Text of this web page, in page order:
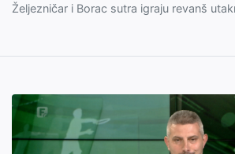
Željezničar i Borac sutra igraju revanš